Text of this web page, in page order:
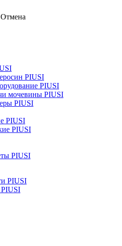
Отмена
PIUSI
PIUSI
мочевины PIUSI
PIUSI
PIUSI
PIUSI
PIUSI
PIUSI